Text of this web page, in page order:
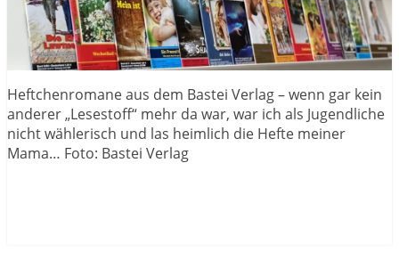
Heftchenromane aus dem Bastei Verlag – wenn gar kein
anderer „Lesestoff“ mehr da war, war ich als Jugendliche
nicht wählerisch und las heimlich die Hefte meiner
Mama… Foto: Bastei Verlag